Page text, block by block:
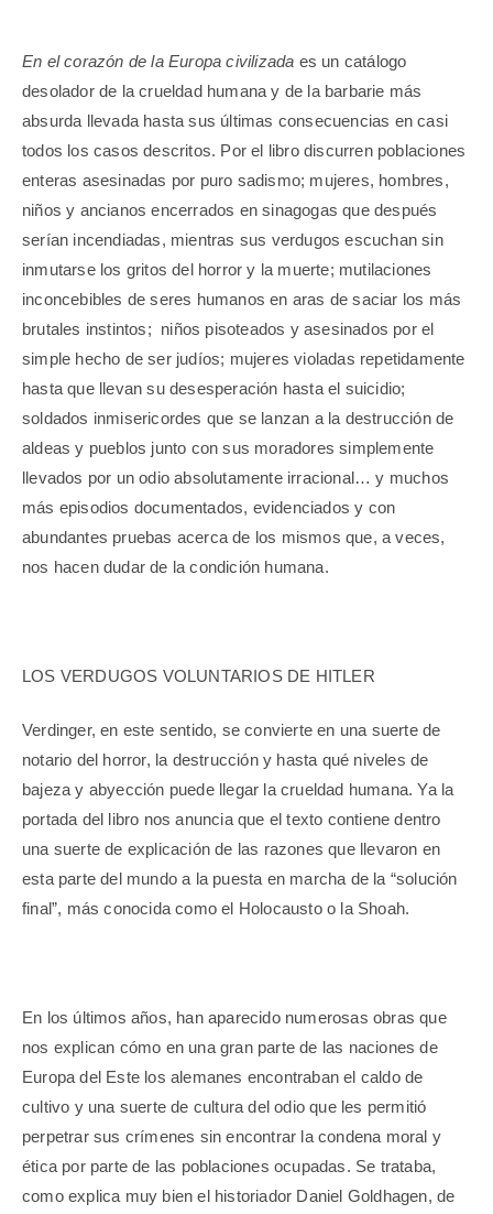
En el corazón de la Europa civilizada es un catálogo
desolador de la crueldad humana y de la barbarie más
absurda llevada hasta sus últimas consecuencias en casi
todos los casos descritos. Por el libro discurren poblaciones
enteras asesinadas por puro sadismo; mujeres, hombres,
niños y ancianos encerrados en sinagogas que después
serían incendiadas, mientras sus verdugos escuchan sin
inmutarse los gritos del horror y la muerte; mutilaciones
inconcebibles de seres humanos en aras de saciar los más
brutales instintos; niños pisoteados y asesinados por el
simple hecho de ser judíos; mujeres violadas repetidamente
hasta que llevan su desesperación hasta el suicidio;
soldados inmisericordes que se lanzan a la destrucción de
aldeas y pueblos junto con sus moradores simplemente
llevados por un odio absolutamente irracional… y muchos
más episodios documentados, evidenciados y con
abundantes pruebas acerca de los mismos que, a veces,
nos hacen dudar de la condición humana.
LOS VERDUGOS VOLUNTARIOS DE HITLER
Verdinger, en este sentido, se convierte en una suerte de
notario del horror, la destrucción y hasta qué niveles de
bajeza y abyección puede llegar la crueldad humana. Ya la
portada del libro nos anuncia que el texto contiene dentro
una suerte de explicación de las razones que llevaron en
esta parte del mundo a la puesta en marcha de la “solución
final”, más conocida como el Holocausto o la Shoah.
En los últimos años, han aparecido numerosas obras que
nos explican cómo en una gran parte de las naciones de
Europa del Este los alemanes encontraban el caldo de
cultivo y una suerte de cultura del odio que les permitió
perpetrar sus crímenes sin encontrar la condena moral y
ética por parte de las poblaciones ocupadas. Se trataba,
como explica muy bien el historiador Daniel Goldhagen, de